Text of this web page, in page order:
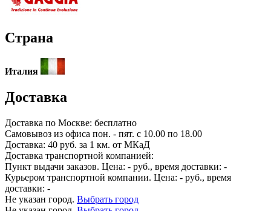
Страна
Италия
Доставка
Доставка по Москве: бесплатно
Самовывоз из офиса пон. - пят. с 10.00 по 18.00
Доставка: 40 руб. за 1 км. от МКаД
Доставка транспортной компанией:
Пункт выдачи заказов. Цена: - руб., время доставки: -
Курьером транспортной компании. Цена: - руб., время
доставки: -
Не указан город. Выбрать город